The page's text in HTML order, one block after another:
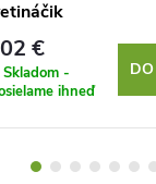
€
Skladom -
ihneď